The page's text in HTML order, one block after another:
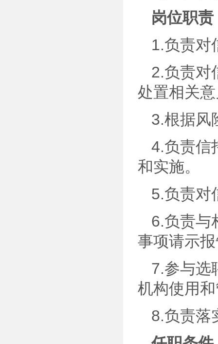
岗位职责
1.负责对
2.负责对
处置相关
3.根据风
4.负责信
和实施。
5.负责对
6.负责与
事项请示
7.参与选
机构使用
8.负责落